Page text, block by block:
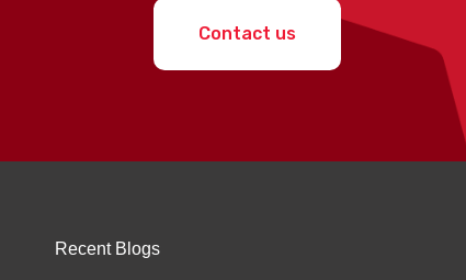
Contact us
Recent Blogs